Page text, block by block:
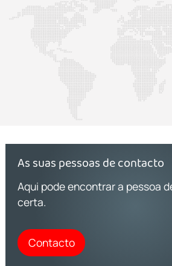
As suas pessoas de contacto
Aqui pode encontrar a pessoa
certa.
Contacto